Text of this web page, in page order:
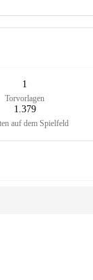
1
Torvorlagen
1.379
auf dem Spielfeld